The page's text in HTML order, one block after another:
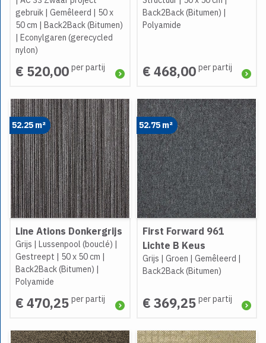
gebruik | Gemêleerd | 50 x
50 cm | Back2Back (Bitumen)
| Econylgaren (gerecycled
nylon)
€ 520,00 per partij
Back2Back (Bitumen) |
Polyamide
€ 468,00 per partij
52.25 m²
Line Ations Donkergrijs
Grijs | Lussenpool (bouclé) |
Gestreept | 50 x 50 cm |
Back2Back (Bitumen) |
Polyamide
€ 470,25 per partij
52.75 m²
First Forward 961
Lichte B Keus
Grijs | Groen | Gemêleerd |
Back2Back (Bitumen)
€ 369,25 per partij